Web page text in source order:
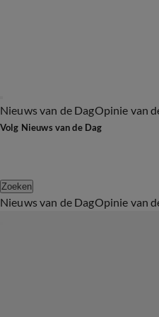
Nieuws van de DagOpinie van
Volg Nieuws van de Dag
Zoeken
Nieuws van de DagOpinie van